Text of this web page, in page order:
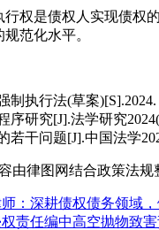
权是债权人实现债权
范化水平。
制执行法(草案)[S].2024.
序研究[J].法学研究
若干问题[J].中国法学
由律图网结合政策法
：深耕债权债务领域
责任编中高空抛物致